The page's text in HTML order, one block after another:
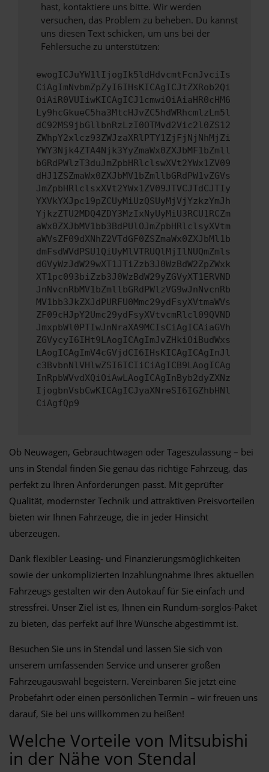
hast, kontaktiere uns bitte. Wir werden
versuchen, das Problem zu beheben. Du kannst
uns diesen Text schicken, um uns bei der
Fehlersuche zu unterstützen:
ewogICJuYW1lIjogIk5ldHdvcmtFcnJvciIs
CiAgImNvbmZpZyI6IHsKICAgICJtZXRob2Qi
OiAiR0VUIiwKICAgICJ1cmwiOiAiaHR0cHM6
Ly9hcGkueC5ha3MtcHJvZC5hdWRhcmlzLm5l
dC92MS9jbGllbnRzLzI0OTMvd2Vic2l0ZS12
ZWhpY2xlcz93ZWJzaXRlPTY1ZjFjNjNhMjZi
YWY3Njk4ZTA4Njk3YyZmaWx0ZXJbMF1bZmll
bGRdPWlzT3duJmZpbHRlclswXVt2YWx1ZV09
dHJ1ZSZmaWx0ZXJbMV1bZmllbGRdPW1vZGVs
JmZpbHRlclsxXVt2YWx1ZV09JTVCJTdCJTIy
YXVkYXJpc19pZCUyMiUzQSUyMjVjYzkzYmJh
YjkzZTU2MDQ4ZDY3MzIxNyUyMiU3RCU1RCZm
aWx0ZXJbMV1bb3BdPUlOJmZpbHRlclsyXVtm
aWVsZF09dXNhZ2VTdGF0ZSZmaWx0ZXJbMl1b
dmFsdWVdPSU1QiUyMlVTRUQlMjIlNUQmZmls
dGVyWzJdW29wXT1JTiZzb3J0WzBdW2ZpZWxk
XT1pc093biZzb3J0WzBdW29yZGVyXT1ERVND
JnNvcnRbMV1bZmllbGRdPWlzVG9wJnNvcnRb
MV1bb3JkZXJdPURFU0Mmc29ydFsyXVtmaWVs
ZF09cHJpY2Umc29ydFsyXVtvcmRlcl09QVND
JmxpbWl0PTIwJnNraXA9MCIsCiAgICAiaGVh
ZGVycyI6IHt9LAogICAgImJvZHkiOiBudWxs
LAogICAgImV4cGVjdCI6IHsKICAgICAgInJl
c3BvbnNlVHlwZSI6ICIiCiAgICB9LAogICAg
InRpbWVvdXQiOiAwLAogICAgInByb2dyZXNz
IjogbnVsbCwKICAgICJyaXNreSI6IGZhbHNl
CiAgfQp9
Ob Neuwagen, Gebrauchtwagen oder Tageszulassung – bei
uns in Stendal finden Sie genau das richtige Fahrzeug, das
perfekt zu Ihren Anforderungen passt. Mit geprüfter
Qualität, modernster Technik und attraktiven Preisvorteilen
bieten wir Ihnen Fahrzeuge, die in jeder Hinsicht
überzeugen.
Dank flexibler Leasing- und Finanzierungsmöglichkeiten
sowie der unkomplizierten Inzahlungnahme Ihres aktuellen
Fahrzeugs gestalten wir den Autokauf für Sie einfach und
stressfrei. Unser Ziel ist es, Ihnen ein Rundum-sorglos-Paket
zu bieten, das perfekt auf Ihre Wünsche abgestimmt ist.
Besuchen Sie uns in Stendal und lassen Sie sich von
unserem umfassenden Service und unserer großen
Fahrzeugauswahl begeistern. Vereinbaren Sie jetzt eine
Probefahrt oder einen persönlichen Termin – wir freuen uns
darauf, Sie bei uns willkommen zu heißen!
Welche Vorteile von Mitsubishi
in der Nähe von Stendal